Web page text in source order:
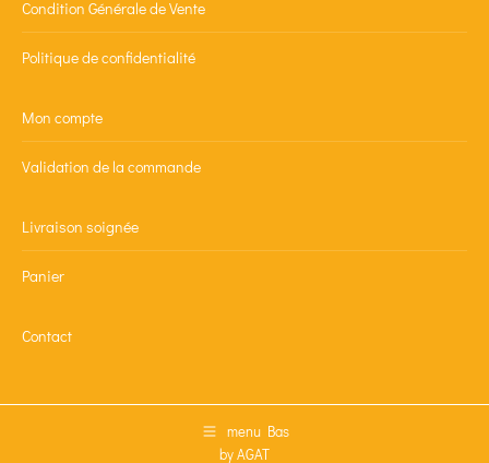
Condition Générale de Vente
Politique de confidentialité
Mon compte
Validation de la commande
Livraison soignée
Panier
Contact
menu Bas
by AGAT